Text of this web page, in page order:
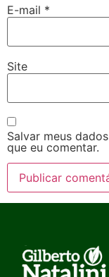
E-mail *
Site
Salvar meus
que eu comentar.